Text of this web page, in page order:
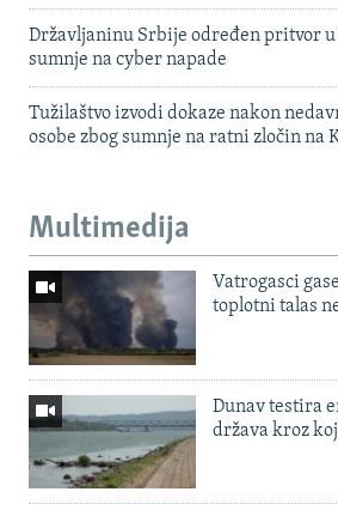
Državljaninu Srbije određen pritvor
sumnje na cyber napade
Tužilaštvo izvodi dokaze nakon
osobe zbog sumnje na ratni zločin na
Multimedija
Vatrogasci
toplotni talas
Dunav testira
država kroz